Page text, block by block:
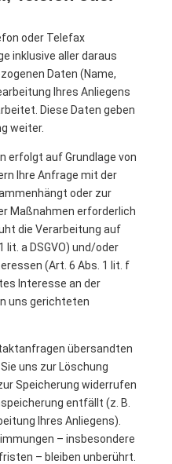
oder Telefax
inklusive aller daraus
Daten (Name,
Ihres Anliegens
Diese Daten geben
weiter.
erfolgt auf Grundlage von
Ihre Anfrage mit der
oder zur
Maßnahmen erforderlich
die Verarbeitung auf
lit. a DSGVO) und/oder
(Art. 6 Abs. 1 lit. f
Interesse an der
uns gerichteten
übersandten
uns zur Löschung
Speicherung widerrufen
entfällt (z. B.
Ihres Anliegens).
– insbesondere
– bleiben unberührt.